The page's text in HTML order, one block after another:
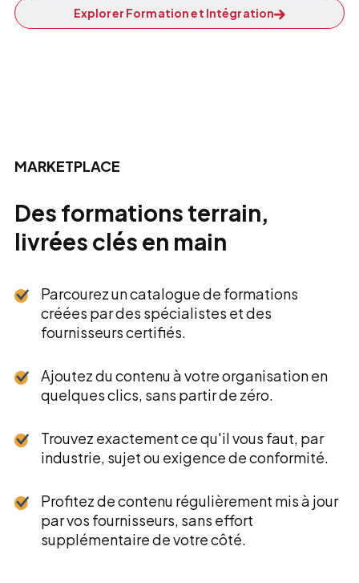
Explorer Formation et Intégration
MARKETPLACE
Des formations terrain,
livrées clés en main
Parcourez un catalogue de formations
créées par des spécialistes et des
fournisseurs certifiés.
Ajoutez du contenu à votre organisation en
quelques clics, sans partir de zéro.
Trouvez exactement ce qu'il vous faut, par
industrie, sujet ou exigence de conformité.
Profitez de contenu régulièrement mis à jour
par vos fournisseurs, sans effort
supplémentaire de votre côté.